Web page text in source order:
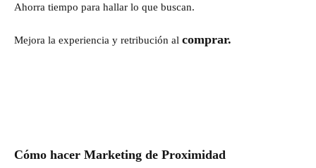
Ahorra tiempo para hallar lo que buscan.
Mejora la experiencia y retribución al comprar.
Cómo hacer Marketing de Proximidad